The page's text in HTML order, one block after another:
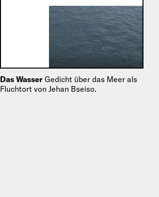
Das Wasser Gedicht über das Meer als
Fluchtort von Jehan Bseiso.